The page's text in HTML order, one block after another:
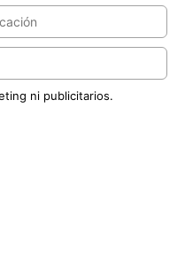
ni publicitarios.